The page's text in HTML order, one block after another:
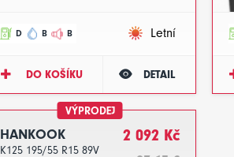
D B B Letní
DO KOŠÍKU DETAIL
VÝPRODEJ
HANKOOK
K125 195/55 R15 89V
2 092 Kč